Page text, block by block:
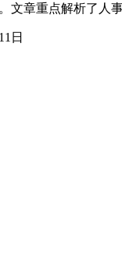
文章重点解析了人
日